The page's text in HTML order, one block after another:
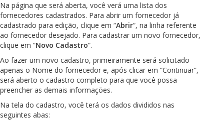
Na página que será aberta, você verá uma lista dos
fornecedores cadastrados. Para abrir um fornecedor já
cadastrado para edição, clique em “Abrir“, na linha referente
ao fornecedor desejado. Para cadastrar um novo fornecedor,
clique em “Novo Cadastro“.
Ao fazer um novo cadastro, primeiramente será solicitado
apenas o Nome do fornecedor e, após clicar em “Continuar”,
será aberto o cadastro completo para que você possa
preencher as demais informações.
Na tela do cadastro, você terá os dados divididos nas
seguintes abas: